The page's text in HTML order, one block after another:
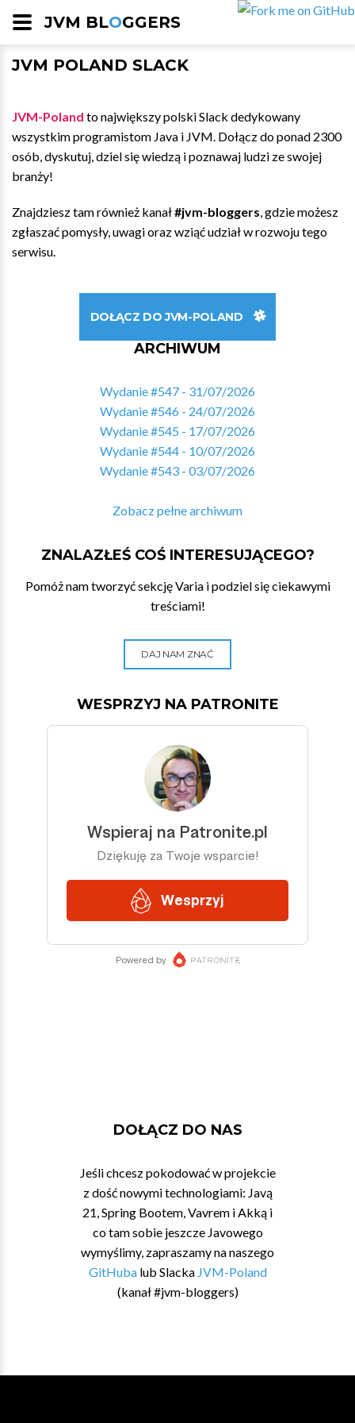
JVM BLOGGERS
JVM POLAND SLACK
JVM-Poland to największy polski Slack dedykowany
wszystkim programistom Java i JVM. Dołącz do ponad 2300
osób, dyskutuj, dziel się wiedzą i poznawaj ludzi ze swojej
branży!
Znajdziesz tam również kanał#jvm-bloggers, gdzie możesz
zgłaszać pomysły, uwagi oraz wziąć udział w rozwoju tego
serwisu.
DOŁĄCZ DO JVM-POLAND
ARCHIWUM
Wydanie #547 - 31/07/2026
Wydanie #546 - 24/07/2026
Wydanie #545 - 17/07/2026
Wydanie #544 - 10/07/2026
Wydanie #543 - 03/07/2026
Zobacz pełne archiwum
ZNALAZŁEŚ COŚ INTERESUJĄCEGO?
Pomóż nam tworzyć sekcję Varia i podziel się ciekawymi
treściami!
DAJ NAM ZNAĆ
WESPRZYJ NA PATRONITE
DOŁĄCZ DO NAS
Jeśli chcesz pokodować w projekcie
z dość nowymi technologiami: Javą
21, Spring Bootem, Vavrem i Akką i
co tam sobie jeszcze Javowego
wymyślimy, zapraszamy na naszego
GitHubalub Slacka JVM-Poland
(kanał #jvm-bloggers)